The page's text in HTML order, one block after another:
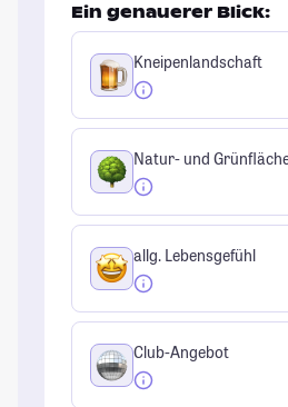
Ein genauerer Blick:
Kneipenlandschaft
Natur- und
allg. Lebensgefühl
Club-Angebot